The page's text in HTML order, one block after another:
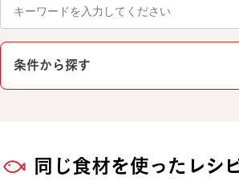
条件から探す
同じ食材を使ったレシ